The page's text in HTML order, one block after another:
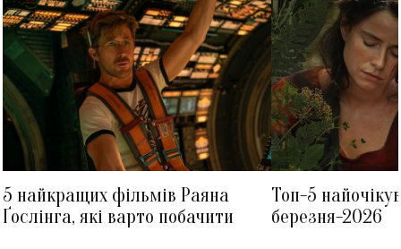
5 найкращих фільмів Раяна
Ґослінга, які варто побачити
Топ-5
березня-2026